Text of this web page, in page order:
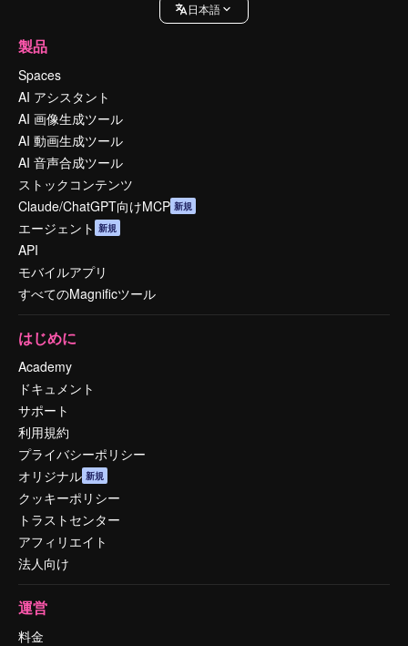
日本語
製品
Spaces
AI アシスタント
AI 画像生成ツール
AI 動画生成ツール
AI 音声合成ツール
ストックコンテンツ
Claude/ChatGPT向けMCP 新規
エージェント 新規
API
モバイルアプリ
すべてのMagnificツール
はじめに
Academy
ドキュメント
サポート
利用規約
プライバシーポリシー
オリジナル 新規
クッキーポリシー
トラストセンター
アフィリエイト
法人向け
運営
料金